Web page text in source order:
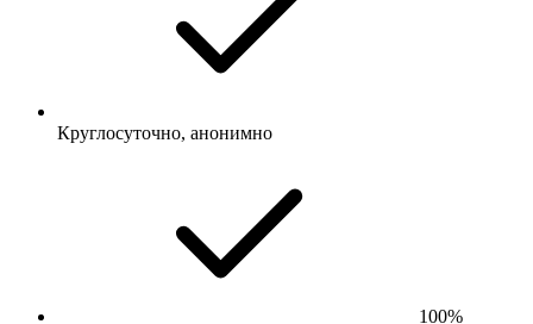
Круглосуточно, анонимно
100%